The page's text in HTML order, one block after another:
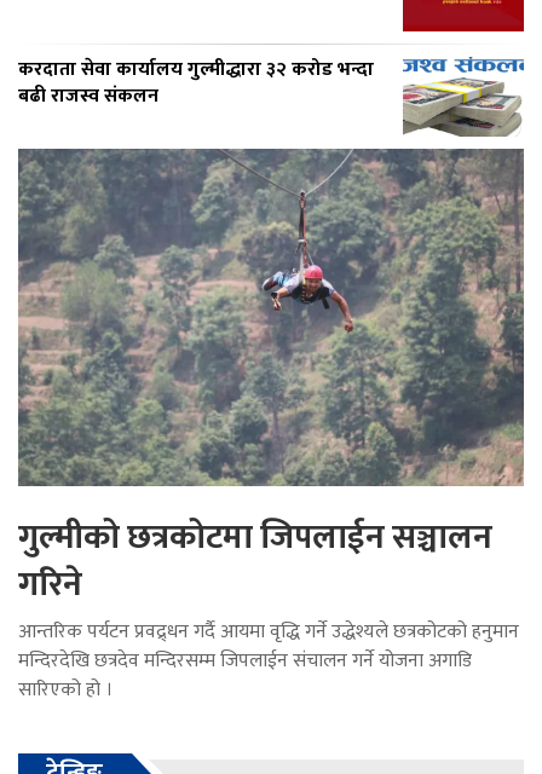
करदाता सेवा कार्यालय गुल्मीद्धारा ३२ करोड भन्दा
बढी राजस्व संकलन
गुल्मीको छत्रकोटमा जिपलाईन सञ्चालन
गरिने
आन्तरिक पर्यटन प्रवद्र्धन गर्दै आयमा वृद्धि गर्ने उद्धेश्यले छत्रकोटको हनुमान
मन्दिरदेखि छत्रदेव मन्दिरसम्म जिपलाईन संचालन गर्ने योजना अगाडि
सारिएको हो ।